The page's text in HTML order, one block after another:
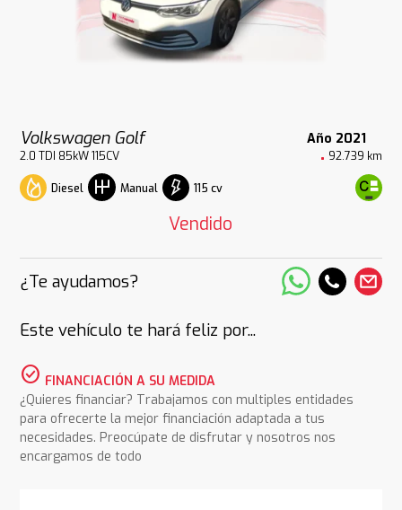
Volkswagen Golf Año 2021
2.0 TDI 85kW 115CV 92.739 km
Diesel Manual 115 cv
Vendido
¿Te ayudamos?
Este vehículo te hará feliz por...
check_circle FINANCIACIÓN A SU MEDIDA
¿Quieres financiar? Trabajamos con multiples entidades
para ofrecerte la mejor financiación adaptada a tus
necesidades. Preocúpate de disfrutar y nosotros nos
encargamos de todo